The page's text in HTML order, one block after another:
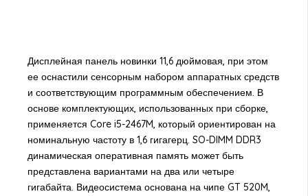
Дисплейная панель новинки 11,6 дюймовая, при этом
ее оснастили сенсорным набором аппаратных средств
и соответствующим программным обеспечением. В
основе комплектующих, использованных при сборке,
применяется Core i5-2467M, который ориентирован на
номинальную частоту в 1,6 гигагерц. SO-DIMM DDR3
динамическая оперативная память может быть
представлена вариантами на два или четыре
гигабайта. Видеосистема основана на чипе GT 520M,